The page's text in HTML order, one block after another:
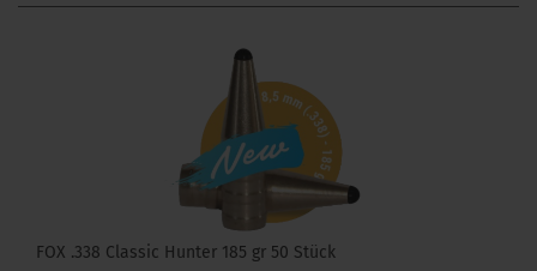
FOX .338 Classic Hunter 185 gr 50 Stück